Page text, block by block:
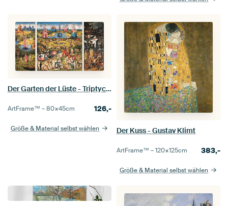
Der Garten der Lüste - Triptychon - Hieronymus Bosch
ArtFrame™ –80×45cm 126,-
Größe & Material selbst wählen Der Kuss - Gustav Klimt
ArtFrame™ –120×125cm 383,-
Größe & Material selbst wählen